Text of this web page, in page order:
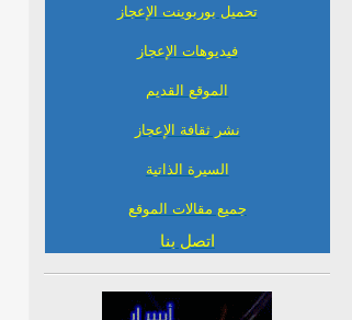
تحميل بوربوينت الإعجاز
فيديوهات الإعجاز
الموقع القديم
نشر ثقافة الإعجاز
السيرة الذاتية
جميع مقالات الموقع
اتصل بنا